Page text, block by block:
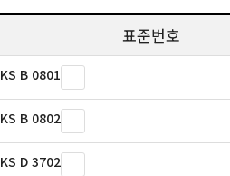
표준번호
KS B 0801
KS B 0802
KS D 3702